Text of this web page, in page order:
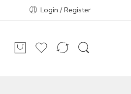
Login / Register